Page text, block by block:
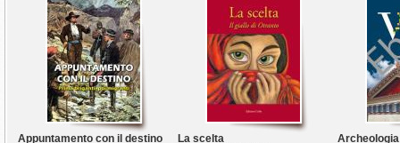
Appuntamento con il destino
La scelta